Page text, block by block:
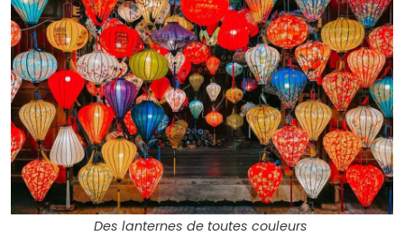
Des lanternes de toutes couleurs